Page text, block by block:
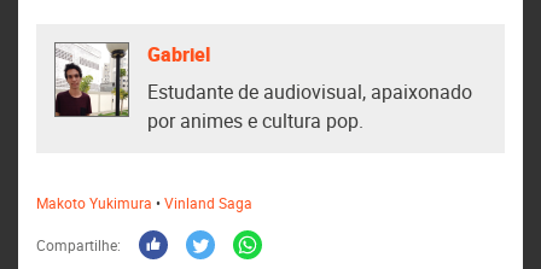
Gabriel
Estudante de audiovisual, apaixonado
por animes e cultura pop.
Makoto Yukimura •Vinland Saga
Compartilhe: